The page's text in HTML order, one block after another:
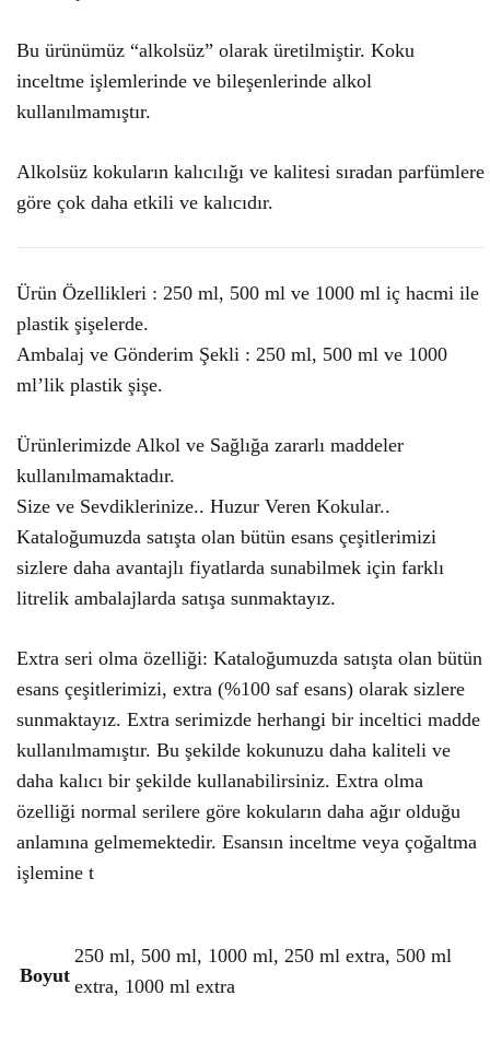
Bu ürünümüz “alkolsüz” olarak üretilmiştir. Koku
inceltme işlemlerinde ve bileşenlerinde alkol
kullanılmamıştır.
Alkolsüz kokuların kalıcılığı ve kalitesi sıradan parfümlere
göre çok daha etkili ve kalıcıdır.
Ürün Özellikleri : 250 ml, 500 ml ve 1000 ml iç hacmi ile
plastik şişelerde.
Ambalaj ve Gönderim Şekli : 250 ml, 500 ml ve 1000
ml’lik plastik şişe.
Ürünlerimizde Alkol ve Sağlığa zararlı maddeler
kullanılmamaktadır.
Size ve Sevdiklerinize.. Huzur Veren Kokular..
Kataloğumuzda satışta olan bütün esans çeşitlerimizi
sizlere daha avantajlı fiyatlarda sunabilmek için farklı
litrelik ambalajlarda satışa sunmaktayız.
Extra seri olma özelliği: Kataloğumuzda satışta olan bütün
esans çeşitlerimizi, extra (%100 saf esans) olarak sizlere
sunmaktayız. Extra serimizde herhangi bir inceltici madde
kullanılmamıştır. Bu şekilde kokunuzu daha kaliteli ve
daha kalıcı bir şekilde kullanabilirsiniz. Extra olma
özelliği normal serilere göre kokuların daha ağır olduğu
anlamına gelmemektedir. Esansın inceltme veya çoğaltma
işlemine t
Boyut
250 ml, 500 ml, 1000 ml, 250 ml extra, 500 ml
extra, 1000 ml extra